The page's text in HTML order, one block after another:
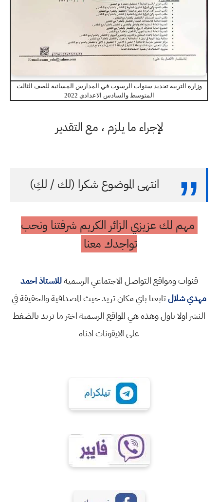
وزارة التربية تحديد سنوات الرسوب في المدارس المسائية للصف الثالث
المتوسط والسادس الاعدادي 2022
لإجراء ما يلزم ، مع التقدير
انتهى الموضوع شكرا (لك / لكِ)
مهم لك عزيزي الزائر الكريم شرفتنا ونحب
تواجدك معنا
قنوات ومواقع التواصل الاجتماعي الرسميةللاستاذ احمد
مهدي شلالتابعنا باي مكان تريد حيث المصداقية والحقيقة في
النشر اولا باول وهذه هي المواقع الرسمية اختر ما تريد بالضغط
على الايقونات ادناه